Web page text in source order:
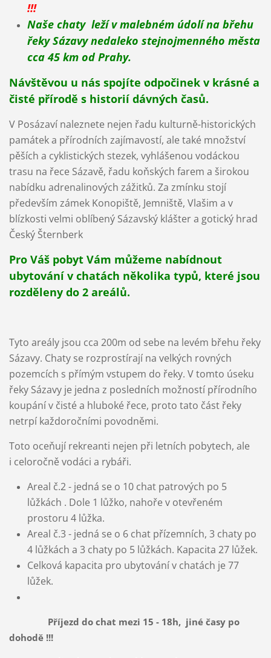
!!!
Naše chaty leží v malebném údolí na břehu
řeky Sázavy nedaleko stejnojmenného města
cca 45 km od Prahy.
Návštěvou u nás spojíte odpočinek v krásné a
čisté přírodě s historií dávných časů.
V Posázaví naleznete nejen řadu kulturně-historických
památek a přírodních zajímavostí, ale také množství
pěších a cyklistických stezek, vyhlášenou vodáckou
trasu na řece Sázavě, řadu koňských farem a širokou
nabídku adrenalinových zážitků. Za zmínku stojí
především zámek Konopiště, Jemniště, Vlašim a v
blízkosti velmi oblíbený Sázavský klášter a gotický hrad
Český Šternberk
Pro Váš pobyt Vám můžeme nabídnout
ubytování v chatách několika typů, které jsou
rozděleny do 2 areálů.
Tyto areály jsou cca 200m od sebe na levém břehu řeky
Sázavy. Chaty se rozprostírají na velkých rovných
pozemcích s přímým vstupem do řeky. V tomto úseku
řeky Sázavy je jedna z posledních možností přírodního
koupání v čisté a hluboké řece, proto tato část řeky
netrpí každoročními povodněmi.
Toto oceňují rekreanti nejen při letních pobytech, ale
i celoročně vodáci a rybáři.
Areal č.2 - jedná se o 10 chat patrových po 5
lůžkách . Dole 1 lůžko, nahoře v otevřeném
prostoru 4 lůžka.
Areal č.3 - jedná se o 6 chat přízemních, 3 chaty po
4 lůžkách a 3 chaty po 5 lůžkách. Kapacita 27 lůžek.
Celková kapacita pro ubytování v chatách je 77
lůžek.
Příjezd do chat mezi 15 - 18h, jiné časy po
dohodě !!!